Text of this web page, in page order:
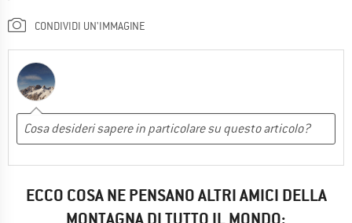
CONDIVIDI UN'IMMAGINE
ECCO COSA NE PENSANO ALTRI AMICI DELLA